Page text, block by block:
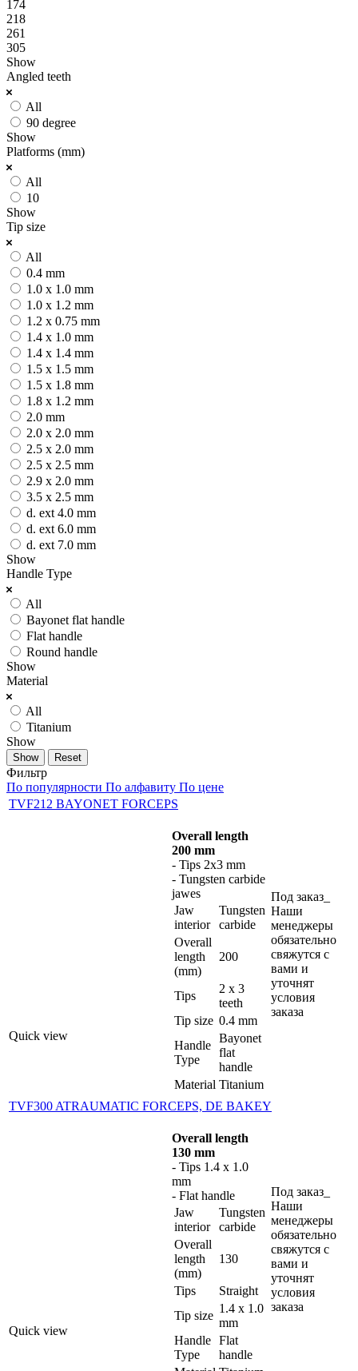
174
218
261
305
Show
Angled teeth
All
90 degree
Show
Platforms (mm)
All
10
Show
Tip size
All
0.4 mm
1.0 x 1.0 mm
1.0 x 1.2 mm
1.2 x 0.75 mm
1.4 x 1.0 mm
1.4 x 1.4 mm
1.5 x 1.5 mm
1.5 x 1.8 mm
1.8 x 1.2 mm
2.0 mm
2.0 x 2.0 mm
2.5 x 2.0 mm
2.5 x 2.5 mm
2.9 x 2.0 mm
3.5 x 2.5 mm
d. ext 4.0 mm
d. ext 6.0 mm
d. ext 7.0 mm
Show
Handle Type
All
Bayonet flat handle
Flat handle
Round handle
Show
Material
All
Titanium
Show
Reset
Фильтр
По популярности По алфавиту По цене
TVF212 BAYONET FORCEPS
Quick view
Overall length
200 mm
- Tips 2x3 mm
- Tungsten carbide
jawes
Jaw
interior
Tungsten
carbide
Overall
length
(mm)
200
Tips
2 x 3
teeth
Tip size 0.4 mm
Handle
Type
Bayonet
flat
handle
Material Titanium
Под заказ_
Наши
менеджеры
обязательно
свяжутся с
вами и
уточнят
условия
заказа
TVF300 ATRAUMATIC FORCEPS, DE BAKEY
Quick view
Overall length
130 mm
- Tips 1.4 x 1.0
mm
- Flat handle
Jaw
interior
Tungsten
carbide
Overall
length
(mm)
130
Tips
Straight
Tip size
1.4 x 1.0
mm
Handle
Type
Flat
handle
Под заказ_
Наши
менеджеры
обязательно
свяжутся с
вами и
уточнят
условия
заказа